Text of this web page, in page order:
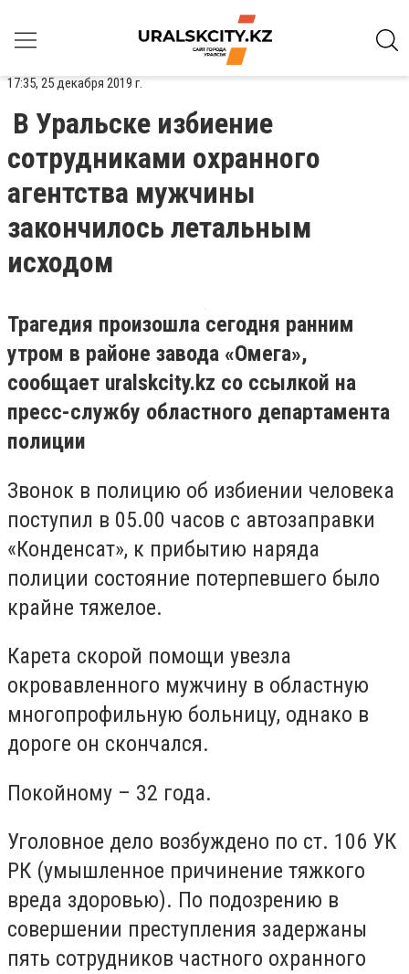
17:35, 25 декабря 2019 г.
В Уральске избиение
сотрудниками охранного
агентства мужчины
закончилось летальным
исходом
Трагедия произошла сегодня ранним
утром в районе завода «Омега»,
сообщает uralskcity.kz со ссылкой на
пресс-службу областного департамента
полиции
Звонок в полицию об избиении человека
поступил в 05.00 часов с автозаправки
«Конденсат», к прибытию наряда
полиции состояние потерпевшего было
крайне тяжелое.
Карета скорой помощи увезла
окровавленного мужчину в областную
многопрофильную больницу, однако в
дороге он скончался.
Покойному – 32 года.
Уголовное дело возбуждено по ст. 106 УК
РК (умышленное причинение тяжкого
вреда здоровью). По подозрению в
совершении преступления задержаны
пять сотрудников частного охранного